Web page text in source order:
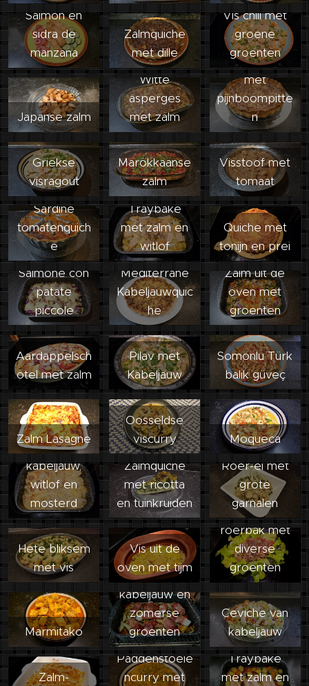
Salmón en
sidra de
manzana
Zalmquiche
met dille
Vis chili met
groene
groenten
Japanse zalm
Witte
asperges
met zalm
Tonijn quiche
met
pijnboompitte
n
Griekse
visragout
Marokkaanse
zalm
Visstoof met
tomaat
Sardine
tomatenquich
e
Traybake
met zalm en
witlof
Quiche met
tonijn en prei
Salmone con
patate
piccole
Mediterrane
Kabeljauwquic
he
Zalm uit de
oven met
groenten
Aardappelsch
otel met zalm
Pilav met
Kabeljauw
Somonlu Türk
balık güveç
Zalm Lasagne
Oosseldse
viscurry
Moqueca
Traybake
met
kabeljauw,
witlof en
mosterd
Zalmquiche
met ricotta
en tuinkruiden
Roer-ei met
grote
garnalen
Hete bliksem
met vis
Vis uit de
oven met tijm
Garnalen
roerbak met
diverse
groenten
Marmitako
Traybake van
kabeljauw en
zomerse
groenten
Ceviche van
kabeljauw
Zalm-
Paddenstoele
ncurry met
Traybake
met zalm en